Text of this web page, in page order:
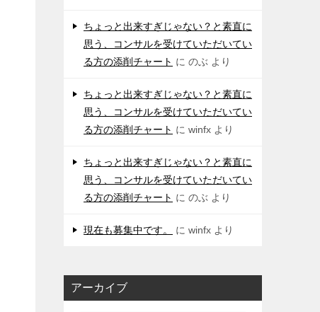
ちょっと出来すぎじゃない？と素直に
思う、コンサルを受けていただいてい
る方の添削チャート に のぶ より
ちょっと出来すぎじゃない？と素直に
思う、コンサルを受けていただいてい
る方の添削チャート に winfx より
ちょっと出来すぎじゃない？と素直に
思う、コンサルを受けていただいてい
る方の添削チャート に のぶ より
現在も募集中です。 に winfx より
アーカイブ